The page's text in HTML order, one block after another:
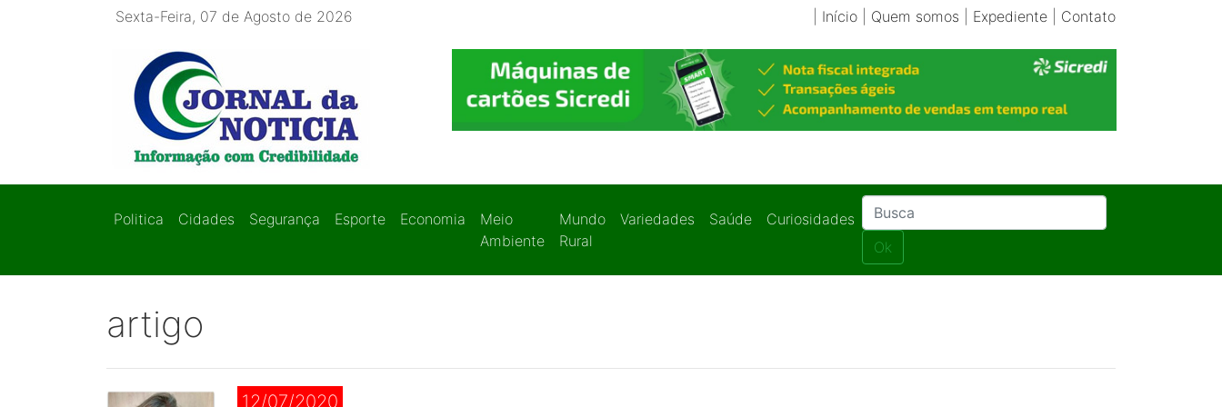
Sexta-Feira, 07 de Agosto de 2026 Início| Quem somos Expediente| Contato
Politica Cidades Segurança Esporte Economia
Meio
Ambiente
Mundo
Rural
Variedades Saúde
Curiosidades
Ok
artigo
12/07/2020